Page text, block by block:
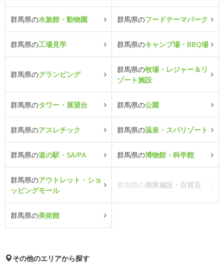
群馬県の水族館・動物園 群馬県のフードテーマパーク
群馬県の工場見学 群馬県のキャンプ場・BBQ場
群馬県のグランピング
群馬県の牧場・レジャー＆リ
ゾート施設
群馬県のタワー・展望台 群馬県の公園
群馬県のアスレチック 群馬県の温泉・スパリゾート
群馬県の道の駅・SA/PA 群馬県の博物館・科学館
群馬県のアウトレット・ショ
ッピングモール
群馬県の商業施設・百貨店
群馬県の美術館
その他のエリアから探す